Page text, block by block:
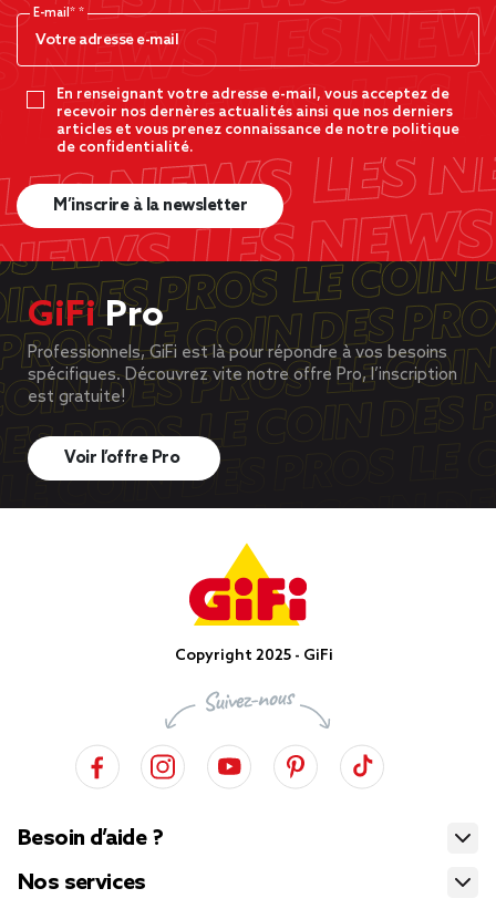
E-mail*
En renseignant votre adresse e-mail, vous acceptez de
recevoir nos dernères actualités ainsi que nos derniers
articles et vous prenez connaissance de notre politique
de confidentialité.
M’inscrire à la newsletter
GiFiPro
Professionnels, GiFi est là pour répondre à vos besoins
spécifiques. Découvrez vite notre offre Pro, l’inscription
est gratuite!
Voir l’offre Pro
Copyright 2025 - GiFi
Besoin d’aide ?
Nos services